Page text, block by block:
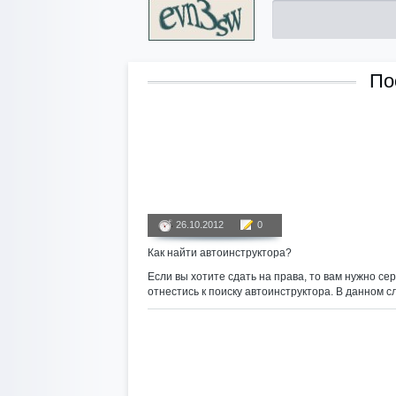
26.10.2012 0
Как найти автоинструктора?
Если вы хотите сдать на права, то вам нужно
отнестись к поиску автоинструктора. В данном